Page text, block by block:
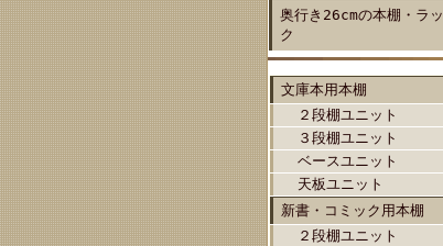
奥行き26cmの本棚・ラッ
ク
文庫本用本棚
２段棚ユニット
３段棚ユニット
ベースユニット
天板ユニット
新書・コミック用本棚
２段棚ユニット